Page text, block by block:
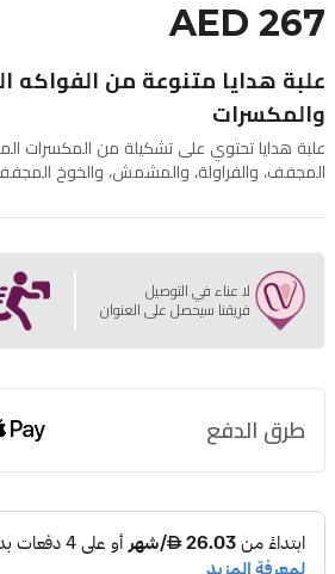
AED 267
علبة هدايا متنوعة من الفواكه
والمكسرات
علبة هدايا تحتوي على تشكيلة من المكسرات
المجفف، والفراولة، والمشمش، والخوخ المجفف،
لا عناء في التوصيل
فريقنا سيحصل على العنوان
طرق الدفع